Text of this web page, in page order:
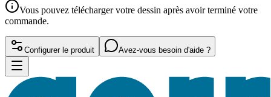
Vous pouvez télécharger votre dessin après avoir terminé votre
commande.
Configurer le produit Avez-vous besoin d'aide ?